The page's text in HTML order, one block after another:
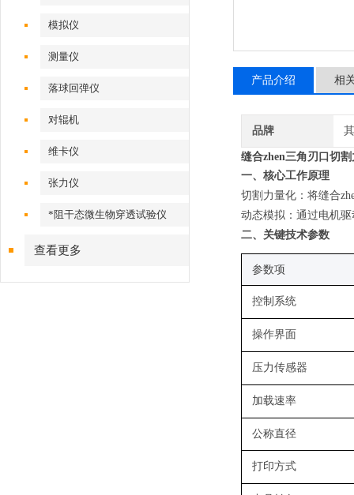
模拟仪
测量仪
落球回弹仪
对辊机
维卡仪
张力仪
*阻干态微生物穿透试验仪
查看更多
产品介绍 相
品牌
缝合zhen三角刃口切
一、核心工作原理
切割力量化 ：将缝合
动态模拟 ：通过电机
二、关键技术参数
参数项
控制系统
操作界面
压力传感器
加载速率
公称直径
打印方式